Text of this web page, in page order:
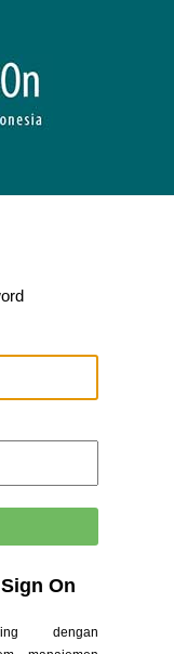
On
dengan